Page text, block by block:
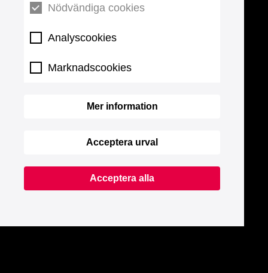
Nödvändiga cookies
Analyscookies
Marknadscookies
Mer information
Acceptera urval
Acceptera alla